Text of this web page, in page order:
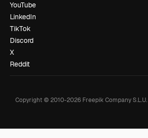
YouTube
LinkedIn
TikTok
Discord
X
Reddit
Copyright © 2010-2026 Freepik Company S.L.U.